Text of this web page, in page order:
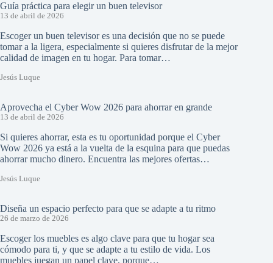
Guía práctica para elegir un buen televisor
13 de abril de 2026
Escoger un buen televisor es una decisión que no se puede
tomar a la ligera, especialmente si quieres disfrutar de la mejor
calidad de imagen en tu hogar. Para tomar…
Jesús Luque
Aprovecha el Cyber Wow 2026 para ahorrar en grande
13 de abril de 2026
Si quieres ahorrar, esta es tu oportunidad porque el Cyber
Wow 2026 ya está a la vuelta de la esquina para que puedas
ahorrar mucho dinero. Encuentra las mejores ofertas…
Jesús Luque
Diseña un espacio perfecto para que se adapte a tu ritmo
26 de marzo de 2026
Escoger los muebles es algo clave para que tu hogar sea
cómodo para ti, y que se adapte a tu estilo de vida. Los
muebles juegan un papel clave, porque…